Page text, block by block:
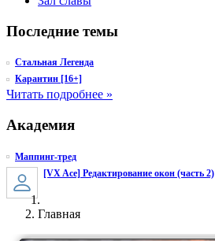
Последние темы
Стальная Легенда
Карантин [16+]
Читать подробнее »
Академия
Маппинг-тред
[VX Ace] Редактирование окон (часть 2)
Главная